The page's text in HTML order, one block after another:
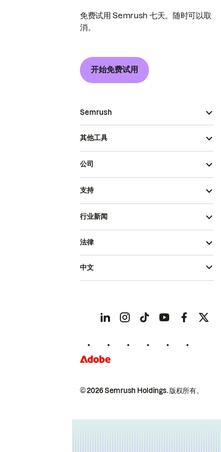
免费试用 Semrush 七天。随时可以取
消。
开始免费试用
Semrush
其他工具
公司
支持
行业新闻
© 2026 Semrush Holdings.版权所有。
法律
中文